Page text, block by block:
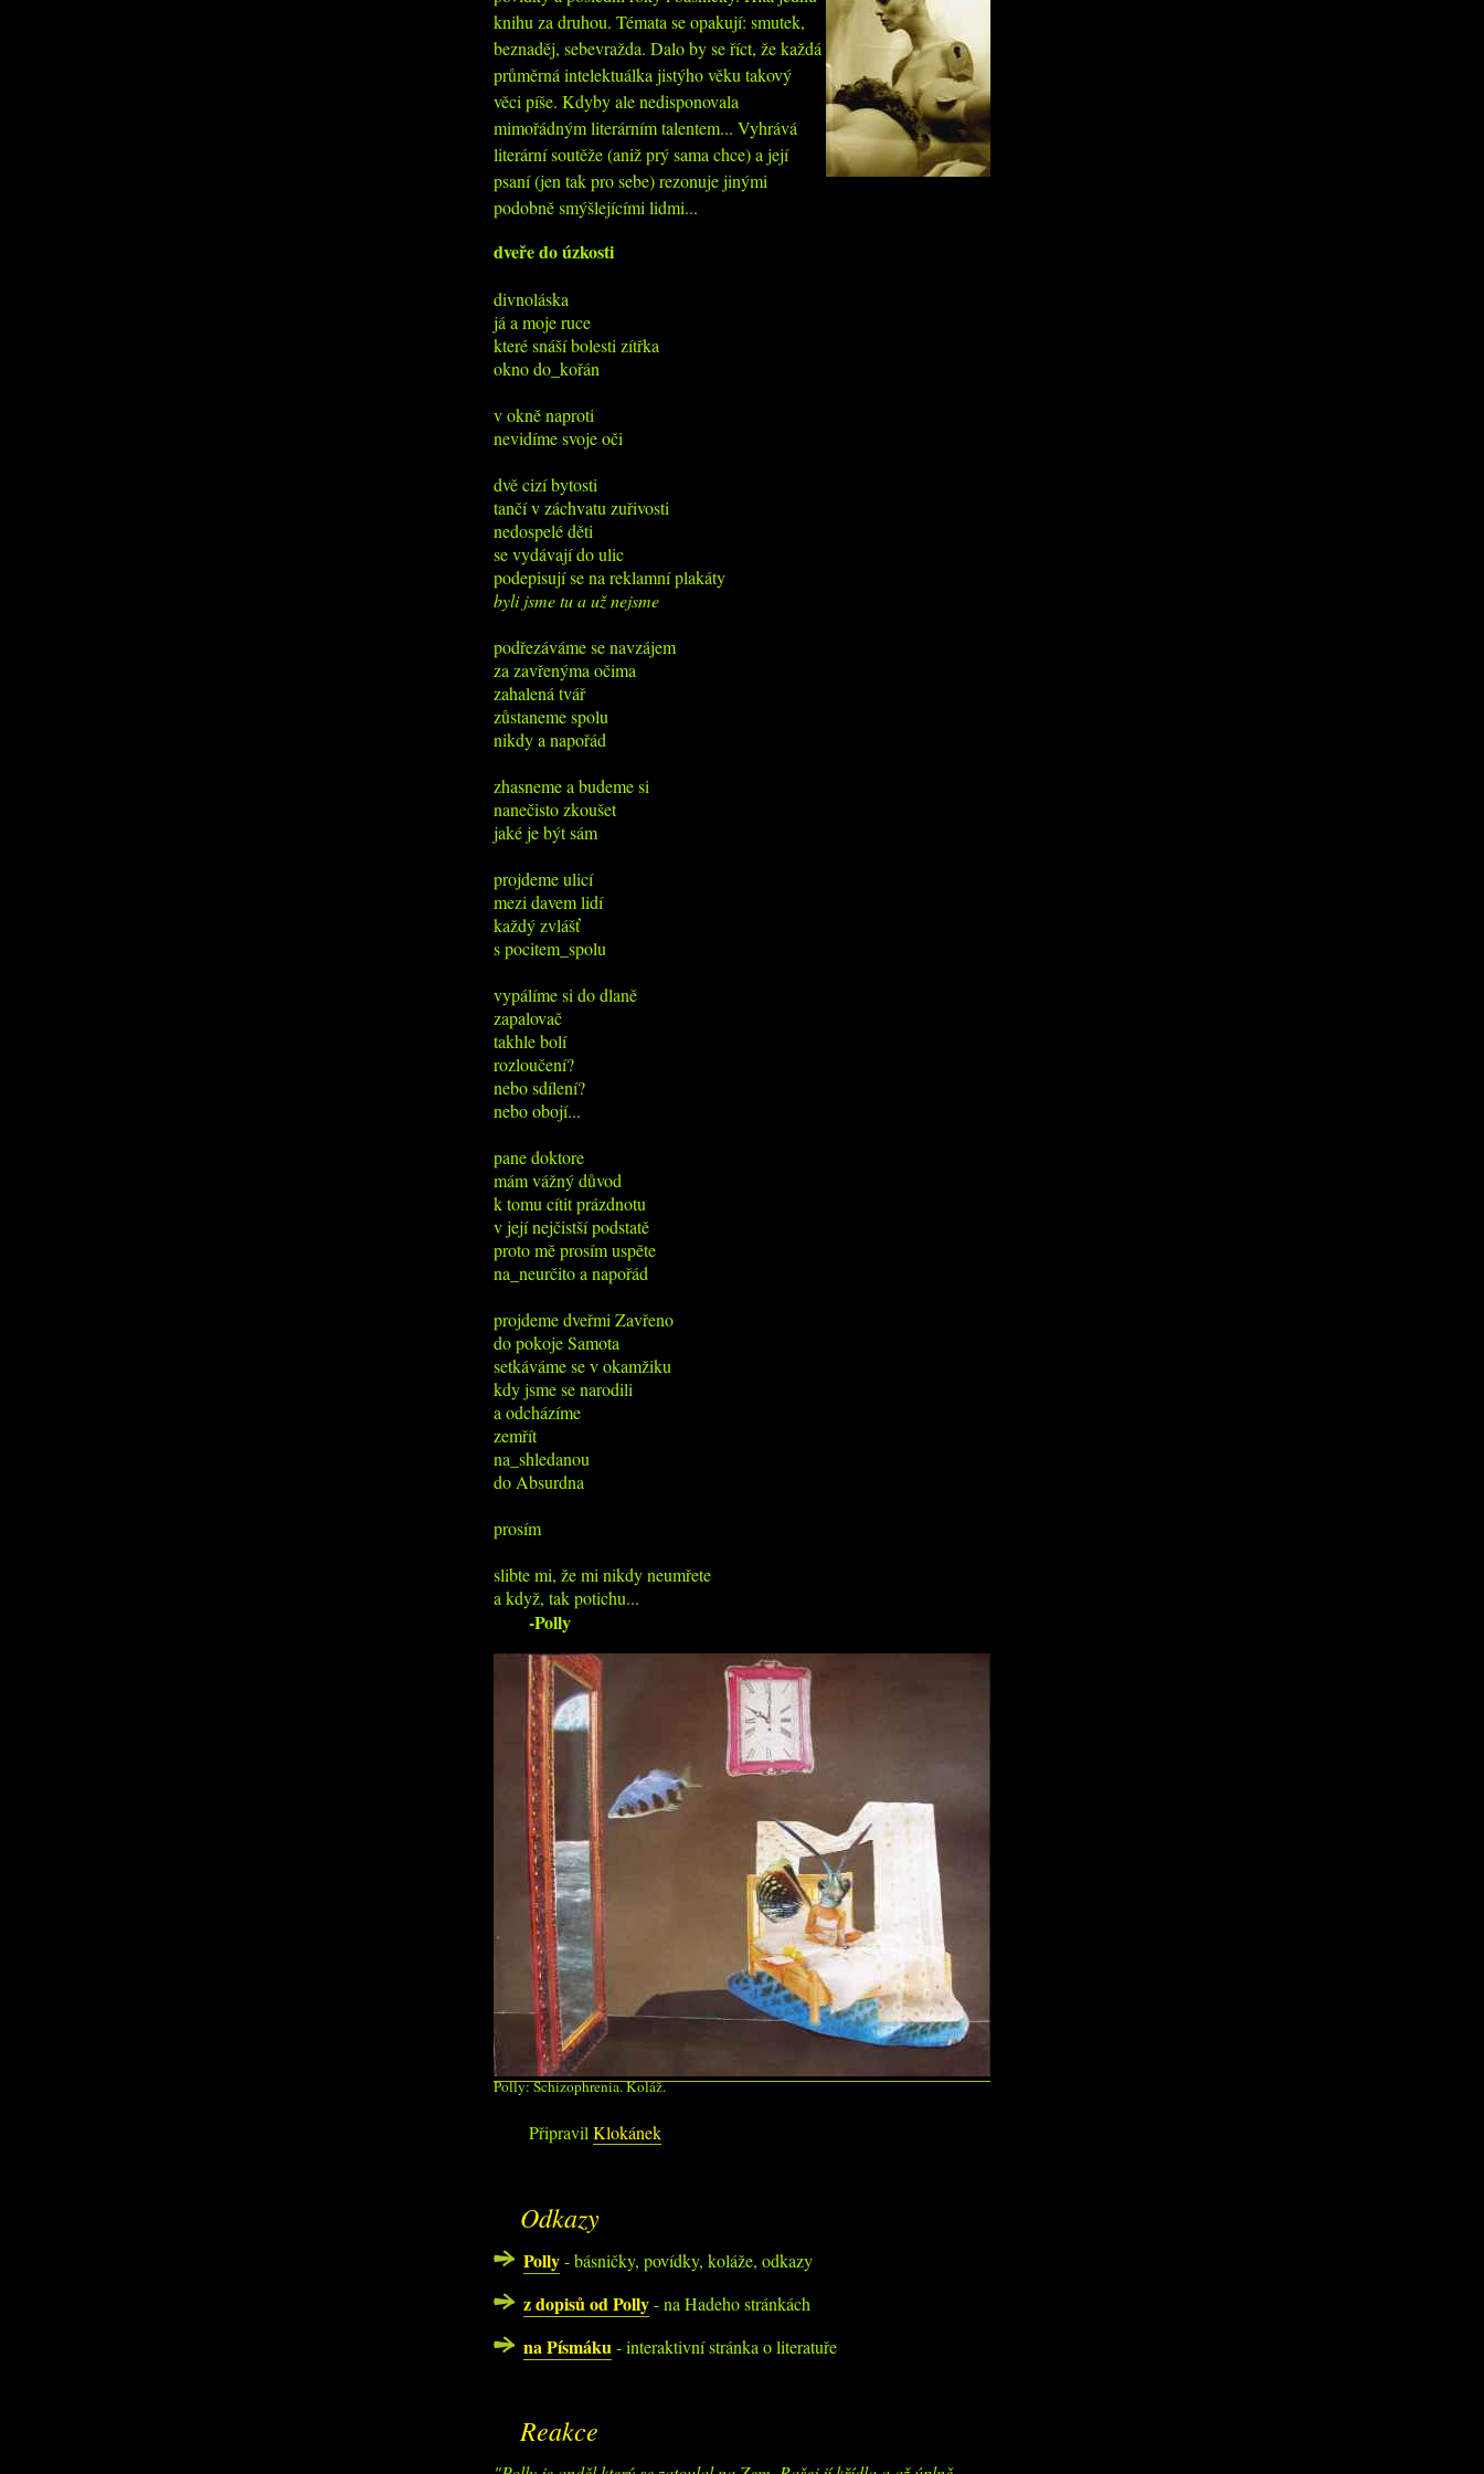
knihu za druhou. Témata se opakují: smutek,
beznaděj, sebevražda. Dalo by se říct, že každá
průměrná intelektuálka jistýho věku takový
věci píše. Kdyby ale nedisponovala
mimořádným literárním talentem... Vyhrává
literární soutěže (aniž prý sama chce) a její
psaní (jen tak pro sebe) rezonuje jinými
podobně smýšlejícími lidmi...
dveře do úzkosti
divnoláska
já a moje ruce
které snáší bolesti zítřka
okno do_kořán
v okně naproti
nevidíme svoje oči
dvě cizí bytosti
tančí v záchvatu zuřivosti
nedospelé děti
se vydávají do ulic
byli jsme tu a už nejsme
podřezáváme se navzájem
za zavřenýma očima
zahalená tvář
zůstaneme spolu
nikdy a napořád
zhasneme a budeme si
nanečisto zkoušet
jaké je být sám
projdeme ulicí
mezi davem lidí
každý zvlášť
s pocitem_spolu
vypálíme si do dlaně
zapalovač
takhle bolí
rozloučení?
nebo sdílení?
nebo obojí...
pane doktore
mám vážný důvod
k tomu cítit prázdnotu
v její nejčistší podstatě
proto mě prosím uspěte
na_neurčito a napořád
projdeme dveřmi Zavřeno
do pokoje Samota
setkáváme se v okamžiku
kdy jsme se narodili
a odcházíme
zemřít
na_shledanou
do Absurdna
prosím
slibte mi, že mi nikdy neumřete
a když, tak potichu...
-Polly
Polly: Schizophrenia. Koláž.
Připravil Klokánek
Odkazy
Polly- básničky, povídky, koláže, odkazy
z dopisů od Polly- na Hadeho stránkách
na Písmáku- interaktivní stránka o literatuře
Reakce